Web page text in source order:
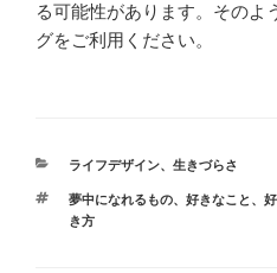
る可能性があります。そのよ
グをご利用ください。
カ
ゴ
リ
ライフデザイン、 生きづらさ
タ
グ
夢中になれるもの、 好きなこと 、
き方